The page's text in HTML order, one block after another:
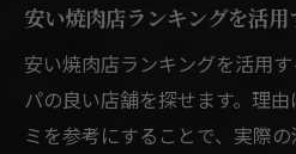
安い焼肉店ランキングを活用
安い焼肉店ランキングを活用
パの良い店舗を探せます。理
ミを参考にすることで、実際